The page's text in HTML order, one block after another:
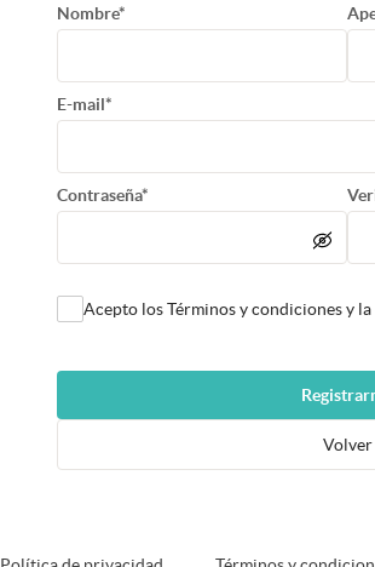
Nombre*
E-mail*
Contraseña*
Acepto los Términos y condiciones y
Volver